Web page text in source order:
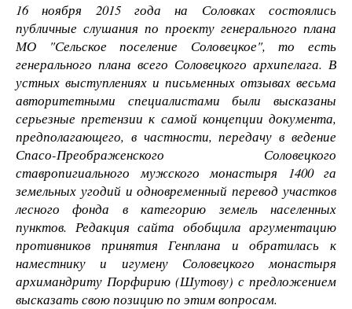
16 ноября 2015 года на Соловках состоялись
публичные слушания по проекту генерального плана
МО "Сельское поселение Соловецкое", то есть
генерального плана всего Соловецкого архипелага. В
устных выступлениях и письменных отзывах весьма
авторитетными специалистами были высказаны
серьезные претензии к самой концепции документа,
предполагающего, в частности, передачу в ведение
Спасо-Преображенского Соловецкого
ставропигиального мужского монастыря 1400 га
земельных угодий и одновременный перевод участков
лесного фонда в категорию земель населенных
пунктов. Редакция сайта обобщила аргументацию
противников принятия Генплана и обратилась к
наместнику и игумену Соловецкого монастыря
архимандриту Порфирию (Шутову) с предложением
высказать свою позицию по этим вопросам.